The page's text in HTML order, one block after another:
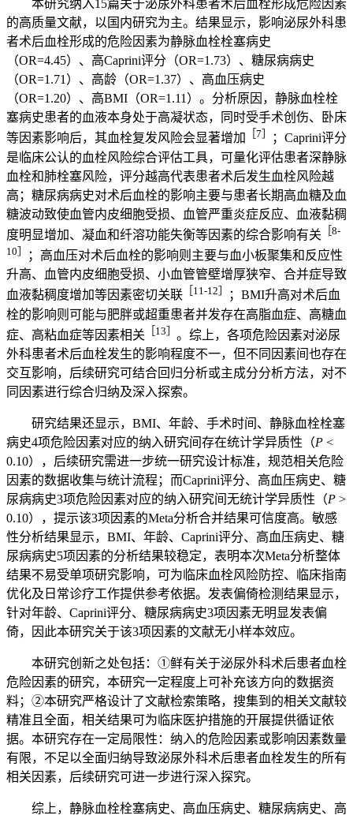
本研究纳入15篇关于泌尿外科患者术后血栓形成危险因素
的高质量文献，以国内研究为主。结果显示，影响泌尿外科患
者术后血栓形成的危险因素为静脉血栓栓塞病史
（OR=4.45）、高Caprini评分（OR=1.73）、糖尿病病史
（OR=1.71）、高龄（OR=1.37）、高血压病史
（OR=1.20）、高BMI（OR=1.11）。分析原因，静脉血栓栓
塞病史患者的血液本身处于高凝状态，同时受手术创伤、卧床
等因素影响后，其血栓复发风险会显著增加
［7］
；Caprini评分
是临床公认的血栓风险综合评估工具，可量化评估患者深静脉
血栓和肺栓塞风险，评分越高代表患者术后发生血栓风险越
高；糖尿病病史对术后血栓的影响主要与患者长期高血糖及血
糖波动致使血管内皮细胞受损、血管严重炎症反应、血液黏稠
度明显增加、凝血和纤溶功能失衡等因素的综合影响有关 ［8-
10］
；高血压对术后血栓的影响则主要与血小板聚集和反应性
升高、血管内皮细胞受损、小血管管壁增厚狭窄、合并症导致
血液黏稠度增加等因素密切关联 ［11-12］
；BMI升高对术后血
栓的影响则可能与肥胖或超重患者并发存在高脂血症、高糖血
症、高粘血症等因素相关 ［13］ 。综上，各项危险因素对泌尿
外科患者术后血栓发生的影响程度不一，但不同因素间也存在
交互影响，后续研究可结合回归分析或主成分分析方法，对不
同因素进行综合归纳及深入探索。
研究结果还显示，BMI、年龄、手术时间、静脉血栓栓塞
病史4项危险因素对应的纳入研究间存在统计学异质性（P <
0.10），后续研究需进一步统一研究设计标准，规范相关危险
因素的数据收集与统计流程；而Caprini评分、高血压病史、糖
尿病病史3项危险因素对应的纳入研究间无统计学异质性（P >
0.10），提示该3项因素的Meta分析合并结果可信度高。敏感
性分析结果显示，BMI、年龄、Caprini评分、高血压病史、糖
尿病病史5项因素的分析结果较稳定，表明本次Meta分析整体
结果不易受单项研究影响，可为临床血栓风险防控、临床指南
优化及日常诊疗工作提供参考依据。发表偏倚检测结果显示，
针对年龄、Caprini评分、糖尿病病史3项因素无明显发表偏
倚，因此本研究关于该3项因素的文献无小样本效应。
本研究创新之处包括：①鲜有关于泌尿外科术后患者血栓
危险因素的研究，本研究一定程度上可补充该方向的数据资
料；②本研究严格设计了文献检索策略，搜集到的相关文献较
精准且全面，相关结果可为临床医护措施的开展提供循证依
据。本研究存在一定局限性：纳入的危险因素或影响因素数量
有限，不足以全面归纳导致泌尿外科术后患者血栓发生的所有
相关因素，后续研究可进一步进行深入探究。
综上，静脉血栓栓塞病史、高血压病史、糖尿病病史、高